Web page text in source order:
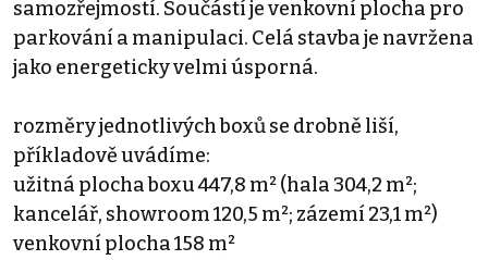
samozřejmostí. Součástí je venkovní plocha pro
parkování a manipulaci. Celá stavba je navržena
jako energeticky velmi úsporná.
rozměry jednotlivých boxů se drobně liší,
příkladově uvádíme:
užitná plocha boxu 447,8 m² (hala 304,2 m²;
kancelář, showroom 120,5 m²; zázemí 23,1 m²)
venkovní plocha 158 m²